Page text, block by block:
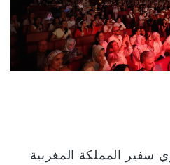
سفير المملكة المغربية